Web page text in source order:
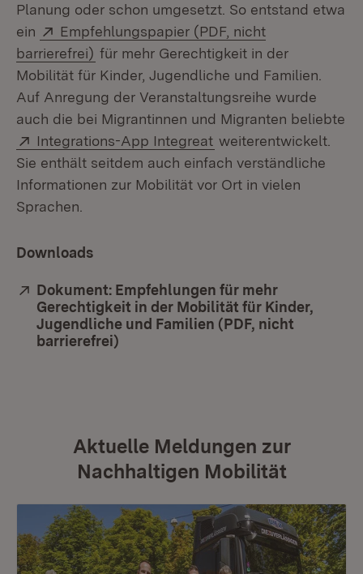
Planung oder schon umgesetzt. So entstand etwa
ein
Extern:
Empfehlungspapier (PDF, nicht
barrierefrei) (Öffnet in neuem Fenster)
für mehr Gerechtigkeit in der
Mobilität für Kinder, Jugendliche und Familien.
Auf Anregung der Veranstaltungsreihe wurde
auch die bei Migrantinnen und Migranten beliebte
Extern:
Integrations-App Integreat (Öffnet in neuem
weiterentwickelt.
Sie enthält seitdem auch einfach verständliche
Informationen zur Mobilität vor Ort in vielen
Sprachen.
Downloads
Extern:
Dokument: Empfehlungen für mehr
Gerechtigkeit in der Mobilität für Kinder,
Jugendliche und Familien (PDF, nicht
barrierefrei)
Aktuelle Meldungen zur
Nachhaltigen Mobilität